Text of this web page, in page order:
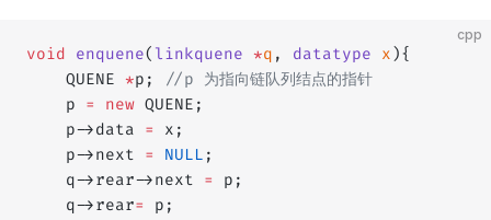
cpp
void enquene( linkquene *q , datatype x ){
    QUENE
*p;
//p 为指向链队列结点的指针
    p
= new QUENE;
    p->data
=
x;
    p->next
= NULL ;
    q->rear->next
=
p;
    q->rear
=
p;